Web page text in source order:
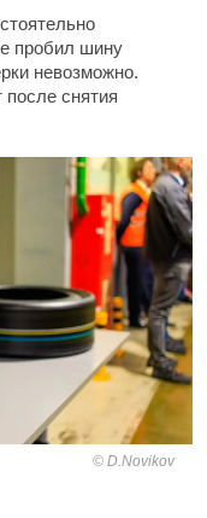
пробил шину
невозможно.
снятия
D.Novikov